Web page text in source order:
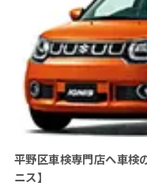
平野区車検専門店へ車
ニス】